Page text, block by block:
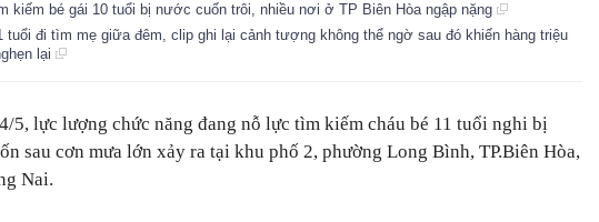
kiếm bé gái 10 tuổi bị nước cuốn trôi, nhiều nơi ở TP Biên Hòa ngập nặng
tuổi đi tìm mẹ giữa đêm, clip ghi lại cảnh tượng không thể ngờ sau đó khiến hàng triệu
lại
5, lực lượng chức năng đang nỗ lực tìm kiếm cháu bé 11 tuổi nghi bị
sau cơn mưa lớn xảy ra tại khu phố 2, phường Long Bình, TP.Biên Hòa,
Nai.